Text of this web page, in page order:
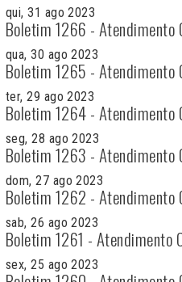
qui, 31 ago 2023
Boletim 1266 - Atendimento
qua, 30 ago 2023
Boletim 1265 - Atendimento
ter, 29 ago 2023
Boletim 1264 - Atendimento
seg, 28 ago 2023
Boletim 1263 - Atendimento
dom, 27 ago 2023
Boletim 1262 - Atendimento
sab, 26 ago 2023
Boletim 1261 - Atendimento
sex, 25 ago 2023